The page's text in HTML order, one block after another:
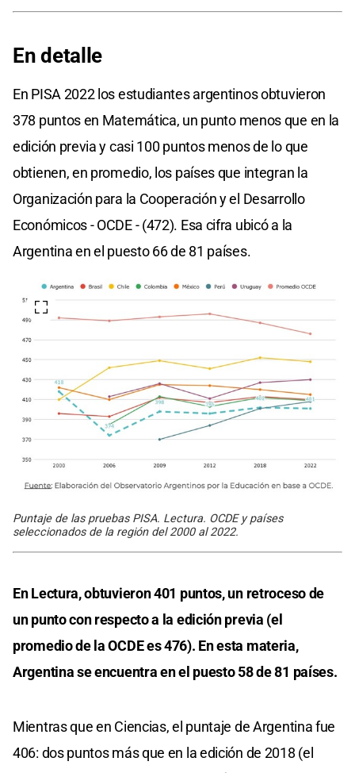
En detalle
En PISA 2022 los estudiantes argentinos obtuvieron
378 puntos en Matemática, un punto menos que en la
edición previa y casi 100 puntos menos de lo que
obtienen, en promedio, los países que integran la
Organización para la Cooperación y el Desarrollo
Económicos - OCDE - (472). Esa cifra ubicó a la
Argentina en el puesto 66 de 81 países.
Puntaje de las pruebas PISA. Lectura. OCDE y países
seleccionados de la región del 2000 al 2022.
En Lectura, obtuvieron 401 puntos, un retroceso de
un punto con respecto a la edición previa (el
promedio de la OCDE es 476). En esta materia,
Argentina se encuentra en el puesto 58 de 81 países.
Mientras que en Ciencias, el puntaje de Argentina fue
406: dos puntos más que en la edición de 2018 (el